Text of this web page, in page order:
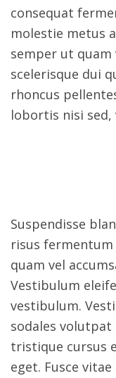
consequat
molestie metus
semper ut quam
scelerisque dui
rhoncus
lobortis nisi sed,
Suspendisse
risus
quam vel
Vestibulum
vestibulum.
sodales volutpat
tristique cursus
eget. Fusce